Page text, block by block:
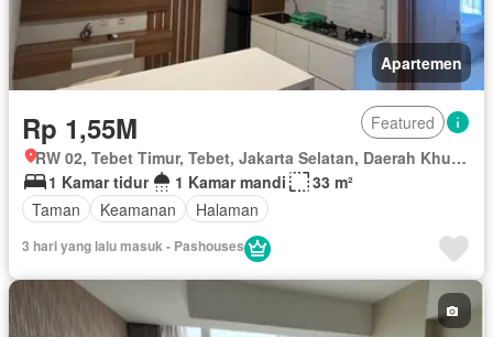
Apartemen
Rp 1,55M
Featured
RW 02, Tebet Timur, Tebet, Jakarta Selatan, Daerah Khusus Ibukota Jakarta
1 Kamar tidur
1 Kamar mandi
33 m²
Taman
Keamanan Halaman
3 hari yang lalu masuk - Pashouses